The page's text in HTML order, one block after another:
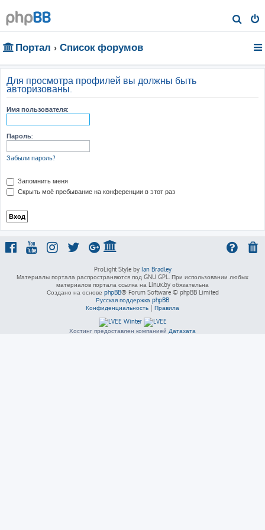
о
Портал Список форумов
Для просмотра профилей вы должны быть
авторизованы.
Имя пользователя:
Пароль:
Забыли пароль?
Запомнить меня
Скрыть моё пребывание на конференции в этот раз
ProLight Style by Ian Bradley
Материалы портала распространяются под GNU GPL. При использовании любых
материалов портала ссылка на Linux.by обязательна
Создано на основе phpBB® Forum Software © phpBB Limited
Русская поддержка phpBB
Конфиденциальность | Правила
Хостинг предоставлен компанией Датахата